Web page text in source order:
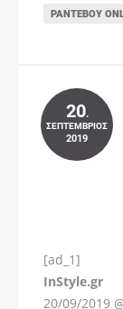
ΡΑΝΤΕΒΟΎ
20.
ΣΕΠΤΈΜΒΡΙΟΣ
2019
[ad_1]
InStyle.gr
20/09/2019